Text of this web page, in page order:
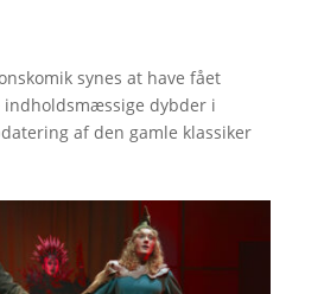
synes at have fået
dybder i
af den gamle klassiker